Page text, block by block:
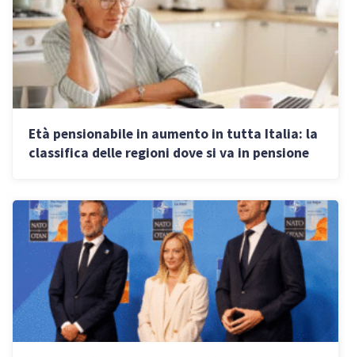
Età pensionabile in aumento in tutta Italia: la
classifica delle regioni dove si va in pensione